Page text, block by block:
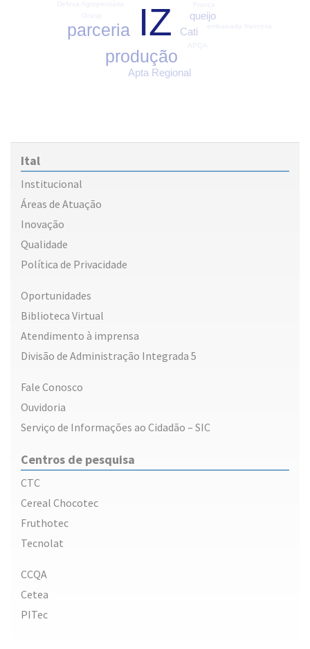
IZ
produção
parceria Cati
Apta Regional
queijo
Ital
Institucional
Áreas de Atuação
Inovação
Qualidade
Política de Privacidade
Oportunidades
Biblioteca Virtual
Atendimento à imprensa
Divisão de Administração Integrada 5
Fale Conosco
Ouvidoria
Serviço de Informações ao Cidadão – SIC
Centros de pesquisa
CTC
Cereal Chocotec
Fruthotec
Tecnolat
CCQA
Cetea
PITec